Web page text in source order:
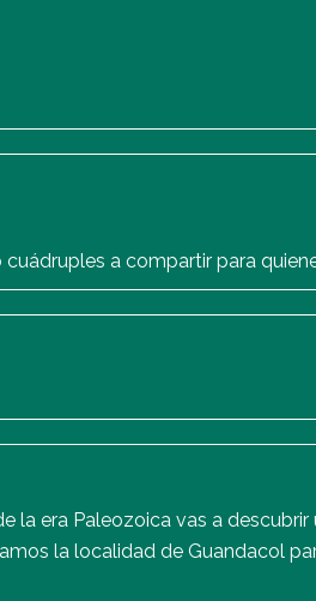
a compartir para
la era Paleozoica vas a
la localidad de Guandacol